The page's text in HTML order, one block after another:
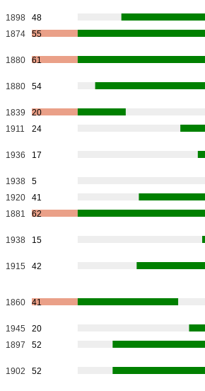
1898
48
1874 55
1880 61
1880 54
1839
20
1911 24
1936 17
1938
5
1920
41
1881 62
1938 15
1915 42
1860 41
1945
20
1897 52
1902 52